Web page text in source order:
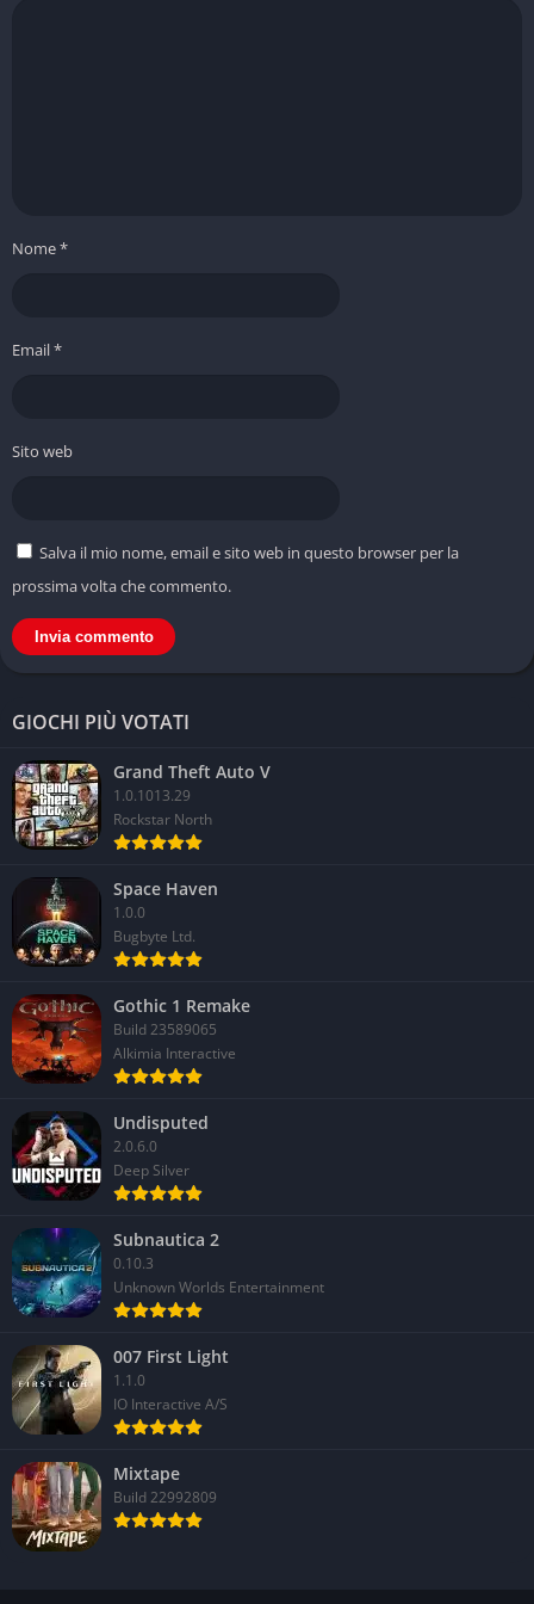
Nome*
Email*
Sito web
Salva il mio nome, email e sito web in questo browser per la
prossima volta che commento.
GIOCHI PIÙ VOTATI
Grand Theft Auto V
1.0.1013.29
Rockstar North
Space Haven
1.0.0
Bugbyte Ltd.
Gothic 1 Remake
Build 23589065
Alkimia Interactive
Undisputed
2.0.6.0
Deep Silver
Subnautica 2
0.10.3
Unknown Worlds Entertainment
007 First Light
1.1.0
IO Interactive A/S
Mixtape
Build 22992809